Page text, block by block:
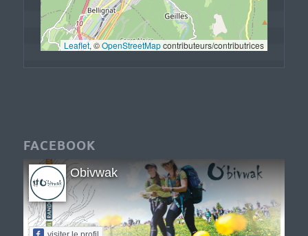
Leaflet, © OpenStreetMap contributeurs/contributrices
FACEBOOK
Obivwak